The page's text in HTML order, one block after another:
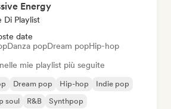
Energy
Di Playlist
date
Danza popDream popHip-hop
mie playlist più seguite
Dream pop Hip-hop
Indie pop
soul R&B Synthpop